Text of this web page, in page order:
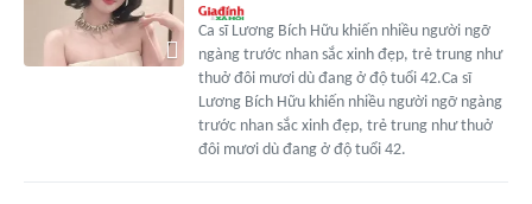
Ca sĩ Lương Bích Hữu khiến nhiều người ngỡ
ngàng trước nhan sắc xinh đẹp, trẻ trung như
thuở đôi mươi dù đang ở độ tuổi 42.Ca sĩ
Lương Bích Hữu khiến nhiều người ngỡ ngàng
trước nhan sắc xinh đẹp, trẻ trung như thuở
đôi mươi dù đang ở độ tuổi 42.